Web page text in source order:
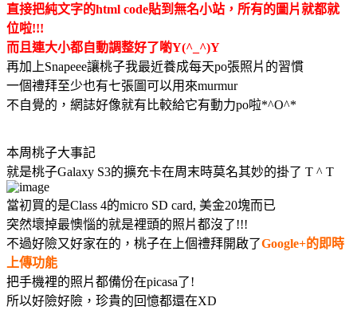
直接把純文字的html code貼到無名小站，所有的圖片就都就
位啦!!!
而且連大小都自動調整好了喲Y(^_^)Y
再加上Snapeee讓桃子我最近養成每天po張照片的習慣
一個禮拜至少也有七張圖可以用來murmur
不自覺的，網誌好像就有比較給它有動力po啦*^O^*
本周桃子大事記
就是桃子Galaxy S3的擴充卡在周末時莫名其妙的掛了 T ^ T
當初買的是Class 4的micro SD card, 美金20塊而已
突然壞掉最懊惱的就是裡頭的照片都沒了!!!
不過好險又好家在的，桃子在上個禮拜開啟了Google+的即時
上傳功能
把手機裡的照片都備份在picasa了!
所以好險好險，珍貴的回憶都還在XD